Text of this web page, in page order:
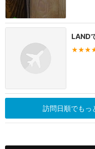
LAND
訪問日順でもっ